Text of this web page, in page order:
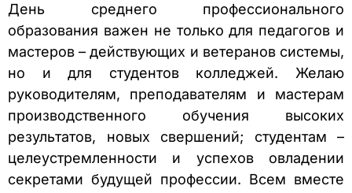
День среднего профессионального
образования важен не только для педагогов и
мастеров – действующих и ветеранов системы,
но и для студентов колледжей. Желаю
руководителям, преподавателям и мастерам
производственного обучения высоких
результатов, новых свершений; студентам –
целеустремленности и успехов овладении
секретами будущей профессии. Всем вместе